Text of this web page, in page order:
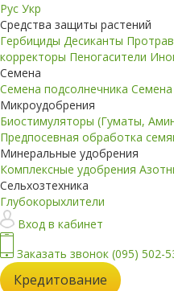
Рус Укр
Средства защиты растений
Гербициды Десиканты
корректоры Пеногасители
Семена
Семена подсолнечника Семена
Микроудобрения
Биостимуляторы (Гуматы,
Предпосевная обработка
Минеральные удобрения
Комплексные удобрения
Сельхозтехника
Глубокорыхлители
Вход в кабинет
Заказать звонок (095) 502-
Кредитование